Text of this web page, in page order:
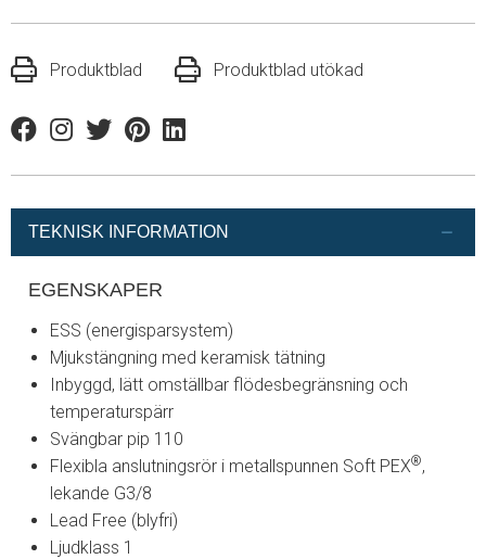
Produktblad Produktblad utökad
FacebookInstagram
TwitterPinterestLinkedin
TEKNISK INFORMATION
EGENSKAPER
ESS (energisparsystem)
Mjukstängning med keramisk tätning
Inbyggd, lätt omställbar flödesbegränsning och
temperaturspärr
Svängbar pip 110
Flexibla anslutningsrör i metallspunnen Soft PEX®,
lekande G3/8
Lead Free (blyfri)
Ljudklass 1